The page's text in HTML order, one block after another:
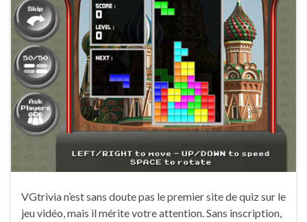
VGtrivia n’est sans doute pas le premier site de quiz sur le
jeu vidéo, mais il mérite votre attention. Sans inscription,